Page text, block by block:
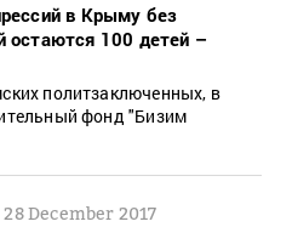
в Крыму без
остаются 100 детей –
политзаключенных, в
фонд "Бизим
28 December 2017